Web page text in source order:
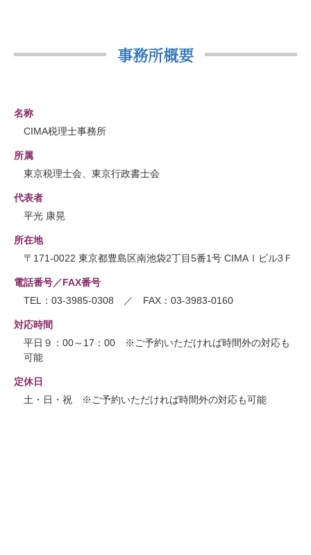
事務所概要
名称
CIMA税理士事務所
所属
東京税理士会、東京行政書士会
代表者
平光 康晃
所在地
〒171-0022 東京都豊島区南池袋2丁目5番1号 CIMAⅠビル3Ｆ
電話番号／FAX番号
TEL：03-3985-0308 ／ FAX：03-3983-0160
対応時間
平日９：00～17：00 ※ご予約いただければ時間外の対応も
可能
定休日
土・日・祝 ※ご予約いただければ時間外の対応も可能